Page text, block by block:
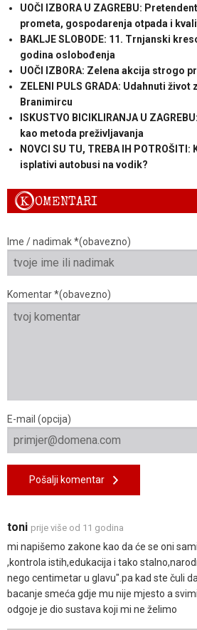
UOČI IZBORA U ZAGREBU:
prometa, gospodarenja otpada i
BAKLJE SLOBODE: 11. Trnjanski
godina oslobođenja
UOČI IZBORA: Zelena akcija strogo
ZELENI PULS GRADA: Udahnuti
Branimircu
ISKUSTVO BICIKLIRANJA U
kao metoda preživljavanja
NOVCI SU TU, TREBA IH
isplativi autobusi na vodik?
KOMENTARI
Ime / nadimak *(obavezno)
Komentar *(obavezno)
E-mail (opcija)
Pošalji komentar
toni prije više od 11 godina
mi napišemo zakone kao da će se oni
,kontrola istih,edukacija i tako
nego centimetar u glavu".pa kad ste čuli
bacanje smeća gdje mu nije mjesto a
odgoje je dio sustava koji mi ne želimo